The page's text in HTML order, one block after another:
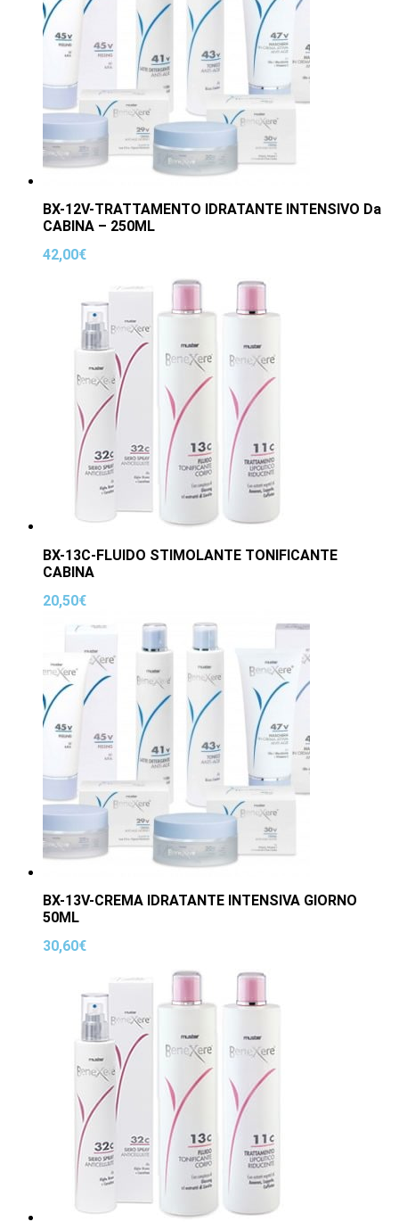
BX-12V-TRATTAMENTO IDRATANTE INTENSIVO Da
CABINA – 250ML
42,00€
BX-13C-FLUIDO STIMOLANTE TONIFICANTE
CABINA
20,50€
BX-13V-CREMA IDRATANTE INTENSIVA GIORNO
50ML
30,60€